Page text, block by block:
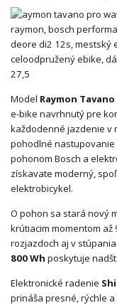
Model Raymon
e-bike navrhnutý pre
každodenné jazdenie v
pohodlné nastupovanie
pohonom Bosch a
získavate moderný,
elektrobicykel.
O pohon sa stará nový
krútiacim momentom
rozjazdoch aj v
800 Wh poskytuje
Elektronické radenie
prináša presné, rýchle